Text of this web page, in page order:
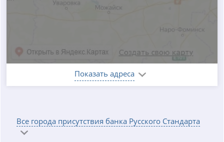
Показать адреса
Все города присутствия банка Русского Стандарта